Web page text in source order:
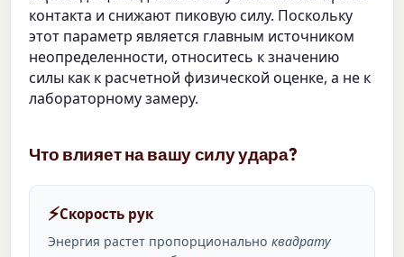
контакта и снижают пиковую силу. Поскольку
этот параметр является главным источником
неопределенности, относитесь к значению
силы как к расчетной физической оценке, а не к
лабораторному замеру.
Что влияет на вашу силу удара?
⚡Скорость рук
Энергия растет пропорциональноквадрату